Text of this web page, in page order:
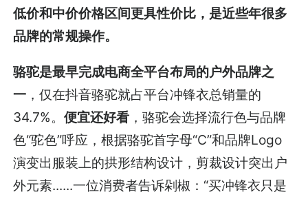
低价和中价价格区间更具性价比，是近些年很多
品牌的常规操作。
骆驼是最早完成电商全平台布局的户外品牌之
一 ，仅在抖音骆驼就占平台冲锋衣总销量的
34.7%。便宜还好看 ，骆驼会选择流行色与品牌
色“驼色”呼应，根据骆驼首字母“C”和品牌Logo
演变出服装上的拱形结构设计，剪裁设计突出户
外元素......一位消费者告诉剁椒：“买冲锋衣只是